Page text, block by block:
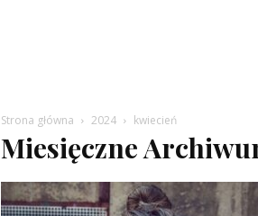
Strona główna 2024 kwiecień
Miesięczne